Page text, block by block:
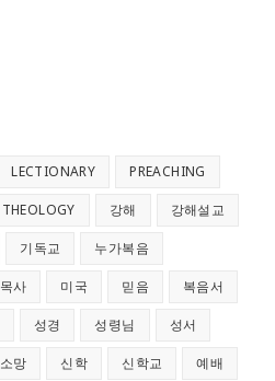
LECTIONARY PREACHING
THEOLOGY 강해 강해설교
기독교 누가복음
목사 미국 믿음 복음서
성경 성령님 성서
소망 신학 신학교 예배